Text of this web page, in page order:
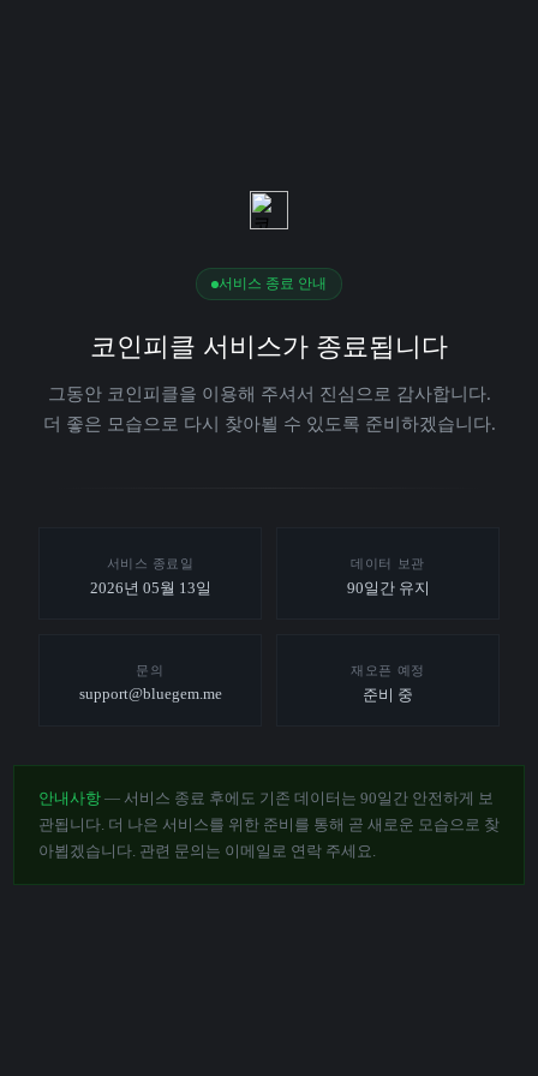
서비스 종료 안내
코인피클 서비스가 종료됩니다
그동안 코인피클을 이용해 주셔서 진심으로 감사합니다.
더 좋은 모습으로 다시 찾아뵐 수 있도록 준비하겠습니다.
서비스 종료일
2026년 05월 13일
데이터 보관
90일간 유지
문의
support@bluegem.me
재오픈 예정
준비 중
안내사항 — 서비스 종료 후에도 기존 데이터는 90일간 안전하게 보
관됩니다. 더 나은 서비스를 위한 준비를 통해 곧 새로운 모습으로 찾
아뵙겠습니다. 관련 문의는 이메일로 연락 주세요.